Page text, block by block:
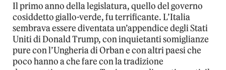
Il primo anno della legislatura, quello del governo
cosiddetto giallo-verde, fu terrificante. L’Italia
sembrava essere diventata un’appendice degli Stati
Uniti di Donald Trump, con inquietanti somiglianze
pure con l’Ungheria di Orban e con altri paesi che
poco hanno a che fare con la tradizione